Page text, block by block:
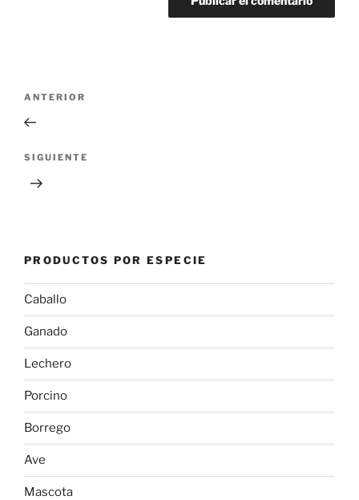
entradas
Entrada
anterior:
ANTERIOR
Siguiente
entrada
SIGUIENTE
PRODUCTOS POR ESPECIE
Caballo
Ganado
Lechero
Porcino
Borrego
Ave
Mascota